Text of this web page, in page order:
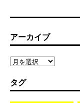
アーカイブ
タグ